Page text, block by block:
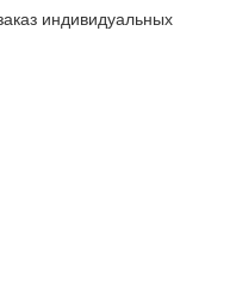
индивидуальных